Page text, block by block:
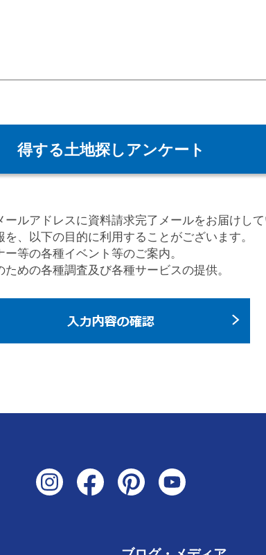
得する土地探しアンケート
ルアドレスに資料請求完了メールをお届けし
、以下の目的に利用することがございます。
等の各種イベント等のご案内。
めの各種調査及び各種サービスの提供。